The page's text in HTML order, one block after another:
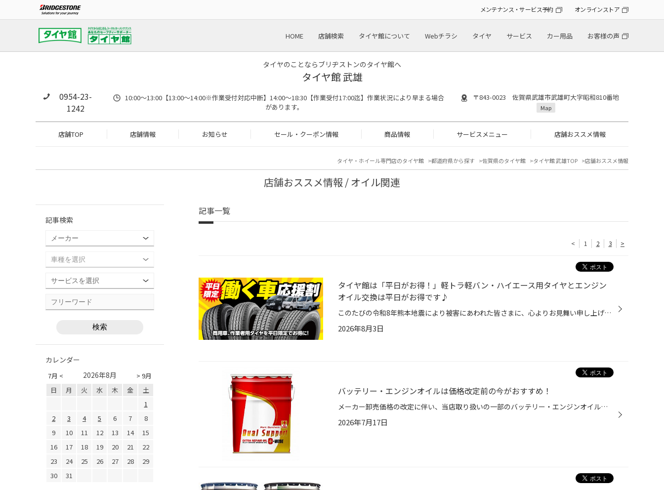
メンテナンス・サービス予約 オンラインストア
HOME 店舗検索 タイヤ館について Webチラシ タイヤ サービス カー用品 お客様の声
タイヤのことならブリヂストンのタイヤ館へ
タイヤ館 武雄
0954-23-
1242
10:00～13:00【13:00～14:00※作業受付対応中断】14:00～18:30【作業受付17:00迄】作業状況により早まる場合
があります。
〒843-0023 佐賀県武雄市武雄町大字昭和810番地
Map
店舗TOP 店舗情報 お知らせ セール・クーポン情報 商品情報 サービスメニュー 店舗おススメ情報
タイヤ・ホイール専門店のタイヤ館 都道府県から探す 佐賀県のタイヤ館 タイヤ館 武雄TOP 店舗おススメ情報
店舗おススメ情報 / オイル関連
記事一覧
< 1 2 3 >
タイヤ館は「平日がお得！」軽トラ軽バン・ハイエース用タイヤとエンジン
オイル交換は平日がお得です♪
このたびの令和8年熊本地震により被害にあわれた皆さまに、心よりお見舞い申し上げます。 被災地域の一日も早い復旧・復興が進みますことを心よりお祈り申し上げます。 毎週平日は、軽トラ軽バン、ハイエース用タイヤがお買得！ 当店のWEBをご覧いただきありがとうございます。 本日は当店のお買い...
2026年8月3日
バッテリー・エンジンオイルは価格改定前の今がおすすめ！
メーカー卸売価格の改定に伴い、当店取り扱いの一部のバッテリー・エンジンオイルの価格改定を 8/1より随時実施させていただきます。 現状の価格改定前の価格での対応については、各製品の値上がり前日までの作業実施が対象となっております。 夏休みでお出かけ予定の方やそろそろ交換時期を迎えて...
2026年7月17日
記事検索
カレンダー
7月 < > 9月
2026年8月
日 月 火 水 木 金
土
1
2
3 4 5 6 7
8
9
10 11 12 13 14
15
16
17 18 19 20 21
22
23
24 25 26 27 28
29
30
31